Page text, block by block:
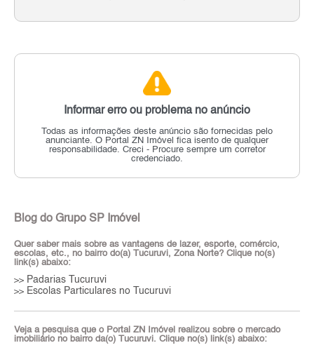
Informar erro ou problema no anúncio
Todas as informações deste anúncio são fornecidas pelo
anunciante. O Portal ZN Imóvel fica isento de qualquer
responsabilidade. Creci - Procure sempre um corretor
credenciado.
Blog do Grupo SP Imóvel
Quer saber mais sobre as vantagens de lazer, esporte, comércio,
escolas, etc., no bairro do(a) Tucuruvi, Zona Norte? Clique no(s)
link(s) abaixo:
>> Padarias Tucuruvi
>> Escolas Particulares no Tucuruvi
Veja a pesquisa que o Portal ZN Imóvel realizou sobre o mercado
imobiliário no bairro da(o) Tucuruvi. Clique no(s) link(s) abaixo: